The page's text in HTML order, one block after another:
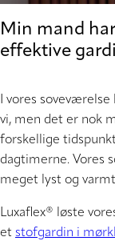
Min mand
effektive
I vores
vi, men det er nok
forskellige
dagtimerne. Vores
meget lyst og
Luxaflex® løste
et stofgardin i